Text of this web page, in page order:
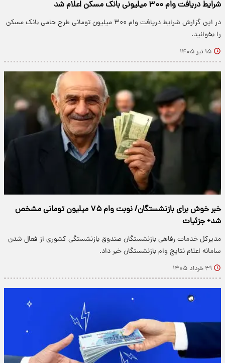
شرایط دریافت وام ۳۰۰ میلیونی بانک مسکن اعلام شد
در این گزارش شرایط دریافت وام ۳۰۰ میلیون تومانی طرح حامی بانک مسکن
را بخوانید.
۱۵ تیر ۱۴۰۵
خبر خوش برای بازنشستگان/ نوبت وام ۷۵ میلیون تومانی مشخص
شد+ جزئیات
مدیرکل خدمات رفاهی بازنشستگان صندوق بازنشستگی کشوری از فعال‌ شدن
سامانه اعلام نتایج وام بازنشستگان خبر داد.
۳۱ خرداد ۱۴۰۵